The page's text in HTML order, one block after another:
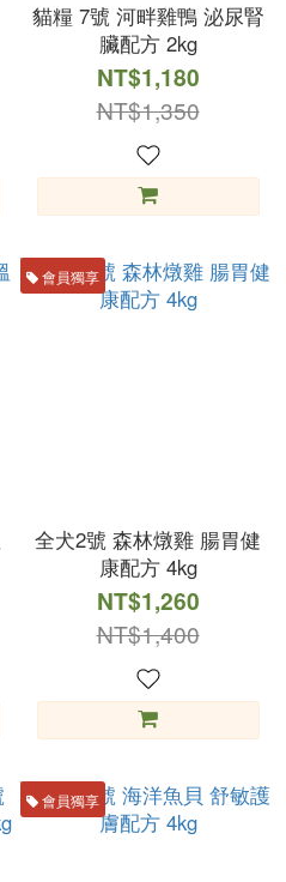
貓糧 7號 河畔雞鴨 泌尿腎
臟配方 2kg
NT$1,180
NT$1,350
會員獨享
全犬2號 森林燉雞 腸胃健
康配方 4kg
NT$1,260
NT$1,400
會員獨享